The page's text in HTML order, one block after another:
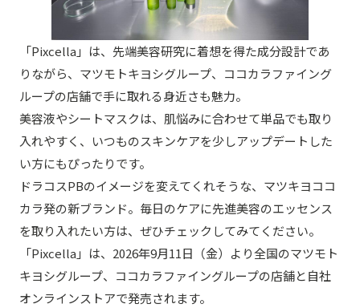
「Pixcella」は、先端美容研究に着想を得た成分設計であ
りながら、マツモトキヨシグループ、ココカラファイング
ループの店舗で手に取れる身近さも魅力。
美容液やシートマスクは、肌悩みに合わせて単品でも取り
入れやすく、いつものスキンケアを少しアップデートした
い方にもぴったりです。
ドラコスPBのイメージを変えてくれそうな、マツキヨココ
カラ発の新ブランド。毎日のケアに先進美容のエッセンス
を取り入れたい方は、ぜひチェックしてみてください。
「Pixcella」は、2026年9月11日（金）より全国のマツモト
キヨシグループ、ココカラファイングループの店舗と自社
オンラインストアで発売されます。